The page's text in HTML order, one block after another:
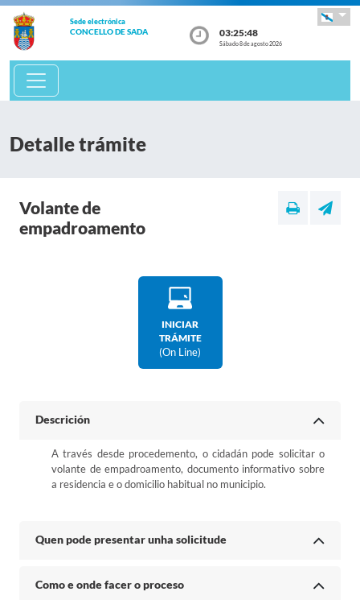
Sede electrónica
CONCELLO DE SADA 03:25:49
Sábado 8 de agosto 2026
Detalle trámite
Volante de
empadroamento
INICIAR
TRÁMITE
(on Line)
Descrición
A través desde procedemento, o cidadán pode solicitar o
volante de empadroamento, documento informativo sobre
a residencia e o domicilio habitual no municipio.
Quen pode presentar unha solicitude
Como e onde facer o proceso